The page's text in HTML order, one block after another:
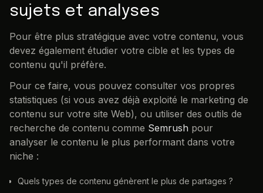
sujets et analyses
Pour être plus stratégique avec votre contenu, vous
devez également étudier votre cible et les types de
contenu qu'il préfère.
Pour ce faire, vous pouvez consulter vos propres
statistiques (si vous avez déjà exploité le marketing de
contenu sur votre site Web), ou utiliser des outils de
recherche de contenu comme Semrush pour
analyser le contenu le plus performant dans votre
niche :
Quels types de contenu génèrent le plus de partages ?